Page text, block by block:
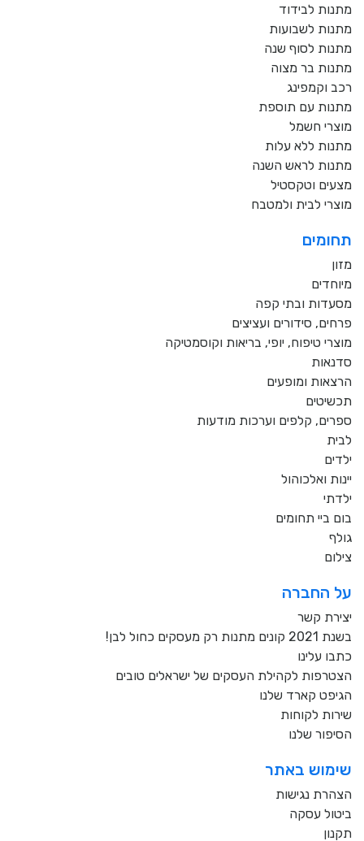
מתנות לבידוד
מתנות לשבועות
מתנות לסוף שנה
מתנות בר מצוה
רכב וקמפינג
מתנות עם תוספת
מוצרי חשמל
מתנות ללא עלות
מתנות לראש השנה
מצעים וטקסטיל
מוצרי לבית ולמטבח
תחומים
מזון
מיוחדים
מסעדות ובתי קפה
פרחים, סידורים ועציצים
מוצרי טיפוח, יופי, בריאות וקוסמטיקה
סדנאות
הרצאות ומופעים
תכשיטים
ספרים, קלפים וערכות מודעות
לבית
ילדים
יינות ואלכוהול
ילדתי
בום ביי תחומים
גולף
צילום
על החברה
יצירת קשר
בשנת 2021 קונים מתנות רק מעסקים כחול לבן!
כתבו עלינו
הצטרפות לקהילת העסקים של ישראלים טובים
הגיפט קארד שלנו
שירות לקוחות
הסיפור שלנו
שימוש באתר
הצהרת נגישות
ביטול עסקה
תקנון